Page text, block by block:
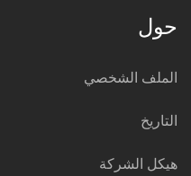
حول
الملف الشخصي
التاريخ
هيكل الشركة